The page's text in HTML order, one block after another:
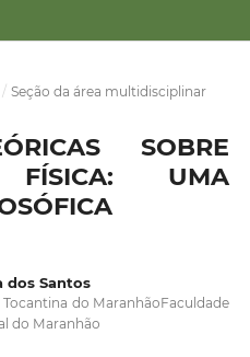
/ Seção da área multidisciplinar
SOBRE
UMA
dos Santos
do MaranhãoFaculdade
do Maranhão